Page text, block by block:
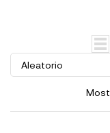
Aleatorio